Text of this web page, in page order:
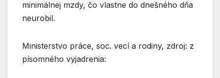
minimálnej mzdy, čo vlastne do dnešného dňa
neurobil.
Ministerstvo práce, soc. vecí a rodiny, zdroj: z
písomného vyjadrenia: